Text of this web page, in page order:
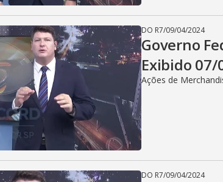
d
e
o
DO R7/09/04/2024
Governo
Exibido 07/
Ações de
DO R7/09/04/2024